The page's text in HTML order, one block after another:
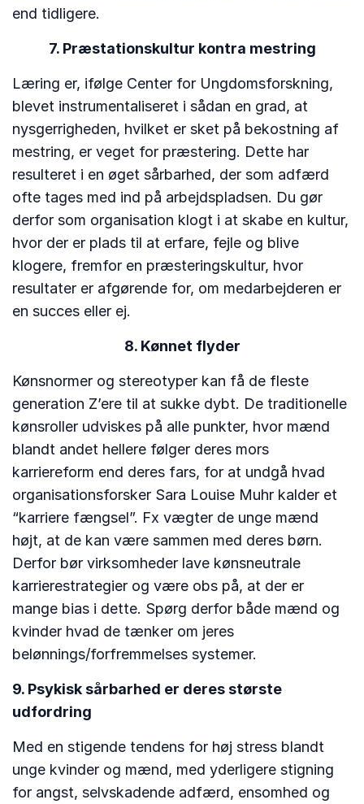
end tidligere.
7. Præstationskultur kontra mestring
Læring er, ifølge Center for Ungdomsforskning,
blevet instrumentaliseret i sådan en grad, at
nysgerrigheden, hvilket er sket på bekostning af
mestring, er veget for præstering. Dette har
resulteret i en øget sårbarhed, der som adfærd
ofte tages med ind på arbejdspladsen. Du gør
derfor som organisation klogt i at skabe en kultur,
hvor der er plads til at erfare, fejle og blive
klogere, fremfor en præsteringskultur, hvor
resultater er afgørende for, om medarbejderen er
en succes eller ej.
8. Kønnet flyder
Kønsnormer og stereotyper kan få de fleste
generation Z’ere til at sukke dybt. De traditionelle
kønsroller udviskes på alle punkter, hvor mænd
blandt andet hellere følger deres mors
karriereform end deres fars, for at undgå hvad
organisationsforsker Sara Louise Muhr kalder et
“karriere fængsel”. Fx vægter de unge mænd
højt, at de kan være sammen med deres børn.
Derfor bør virksomheder lave kønsneutrale
karrierestrategier og være obs på, at der er
mange bias i dette. Spørg derfor både mænd og
kvinder hvad de tænker om jeres
belønnings/forfremmelses systemer.
9. Psykisk sårbarhed er deres største
udfordring
Med en stigende tendens for høj stress blandt
unge kvinder og mænd, med yderligere stigning
for angst, selvskadende adfærd, ensomhed og